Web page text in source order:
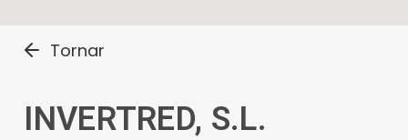
Tornar
INVERTRED, S.L.